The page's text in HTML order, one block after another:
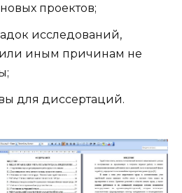
проектов;
исследований,
или иным причинам не
для диссертаций.